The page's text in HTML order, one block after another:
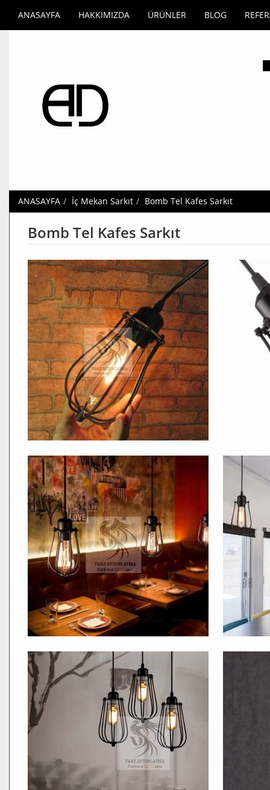
ANASAYFA HAKKIMIZDA ÜRÜNLER BLOG
ANASAYFA İç Mekan Sarkıt Bomb Tel Kafes Sarkıt
Bomb Tel Kafes Sarkıt